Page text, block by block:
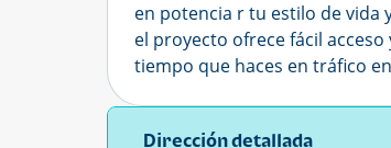
en potencia r tu estilo de vida
el proyecto ofrece fácil
tiempo que haces en tráfico
Dirección detallada